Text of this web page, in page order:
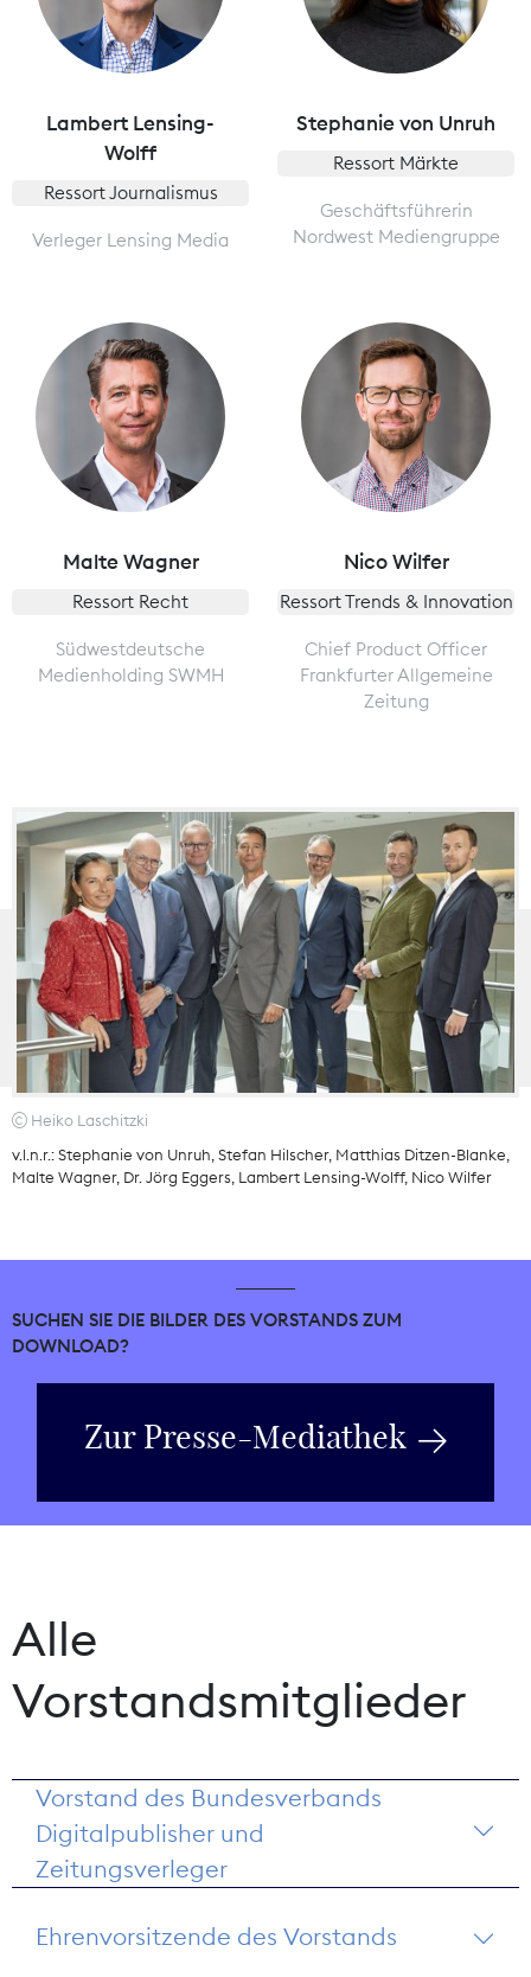
Lambert Lensing-
Wolff
Ressort Journalismus
Verleger Lensing Media
Stephanie von Unruh
Ressort Märkte
Geschäftsführerin
Nordwest Mediengruppe
Malte Wagner
Ressort Recht
Südwestdeutsche
Medienholding SWMH
Nico Wilfer
Ressort Trends & Innovation
Chief Product Officer
Frankfurter Allgemeine
Zeitung
Heiko Laschitzki
v.l.n.r.: Stephanie von Unruh, Stefan Hilscher, Matthias Ditzen-Blanke,
Malte Wagner, Dr. Jörg Eggers, Lambert Lensing-Wolff, Nico Wilfer
SUCHEN SIE DIE BILDER DES VORSTANDS ZUM
DOWNLOAD?
Zur Presse-Mediathek
Alle
Vorstandsmitglieder
Vorstand des Bundesverbands
Digitalpublisher und
Zeitungsverleger
Ehrenvorsitzende des Vorstands